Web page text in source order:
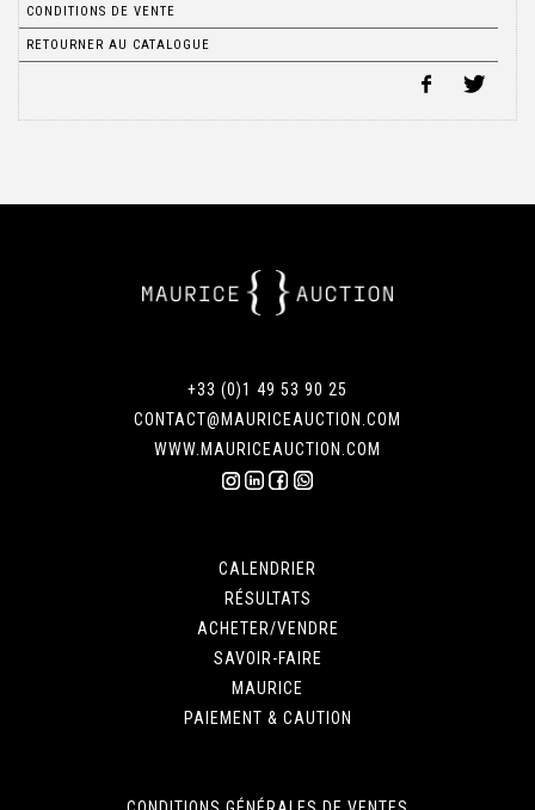
CONDITIONS DE VENTE
RETOURNER AU CATALOGUE
+33 (0)1 49 53 90 25
CONTACT@MAURICEAUCTION.COM
WWW.MAURICEAUCTION.COM
CALENDRIER
RÉSULTATS
ACHETER/VENDRE
SAVOIR-FAIRE
MAURICE
PAIEMENT & CAUTION